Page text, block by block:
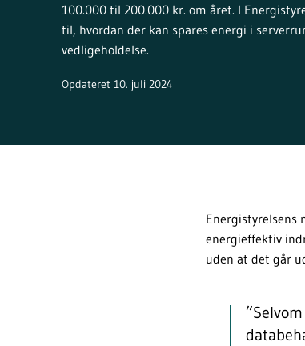
100.000 til 200.000 kr. om året. I
til, hvordan der kan spares energi i
vedligeholdelse.
Opdateret 10. juli 2024
Energistyrelsens
energieffektiv
uden at det går